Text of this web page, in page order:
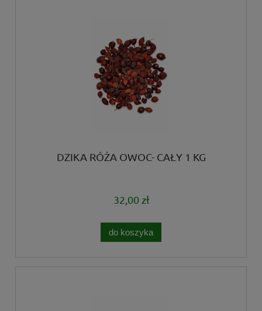
DZIKA RÓŻA OWOC- CAŁY 1 KG
32,00 zł
do koszyka